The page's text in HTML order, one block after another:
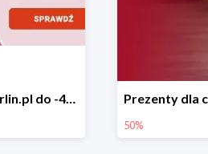
Marka CzuCzu w Merlin.pl do -40%
50%